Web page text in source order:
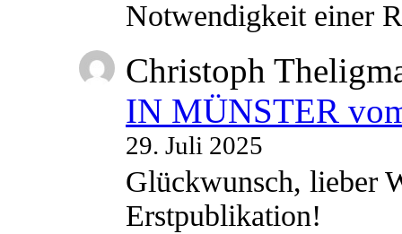
Notwendigkeit einer
Christoph
IN MÜNSTER
29. Juli 2025
Glückwunsch, lieber
Erstpublikation!